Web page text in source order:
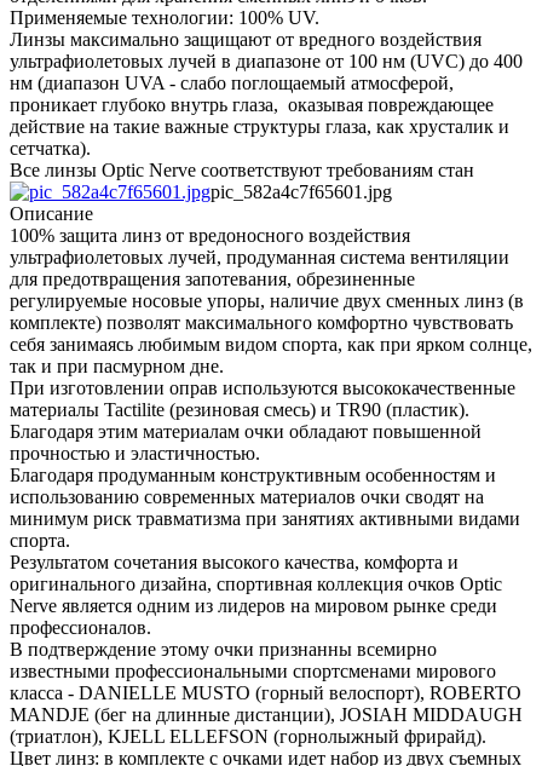
Применяемые технологии: 100% UV.
Линзы максимально защищают от вредного воздействия
ультрафиолетовых лучей в диапазоне от 100 нм (UVC) до 400
нм (диапазон UVA - слабо поглощаемый атмосферой,
проникает глубоко внутрь глаза, оказывая повреждающее
действие на такие важные структуры глаза, как хрусталик и
сетчатка).
Все линзы Optic Nerve соответствуют требованиям стан
pic_582a4c7f65601.jpg
Описание
100% защита линз от вредоносного воздействия
ультрафиолетовых лучей, продуманная система вентиляции
для предотвращения запотевания, обрезиненные
регулируемые носовые упоры, наличие двух сменных линз (в
комплекте) позволят максимального комфортно чувствовать
себя занимаясь любимым видом спорта, как при ярком солнце,
так и при пасмурном дне.
При изготовлении оправ используются высококачественные
материалы Tactilite (резиновая смесь) и TR90 (пластик).
Благодаря этим материалам очки обладают повышенной
прочностью и эластичностью.
Благодаря продуманным конструктивным особенностям и
использованию современных материалов очки сводят на
минимум риск травматизма при занятиях активными видами
спорта.
Результатом сочетания высокого качества, комфорта и
оригинального дизайна, спортивная коллекция очков Optic
Nerve является одним из лидеров на мировом рынке среди
профессионалов.
В подтверждение этому очки признанны всемирно
известными профессиональными спортсменами мирового
класса - DANIELLE MUSTO (горный велоспорт), ROBERTO
MANDJE (бег на длинные дистанции), JOSIAH MIDDAUGH
(триатлон), KJELL ELLEFSON (горнолыжный фрирайд).
Цвет линз: в комплекте с очками идет набор из двух съемных